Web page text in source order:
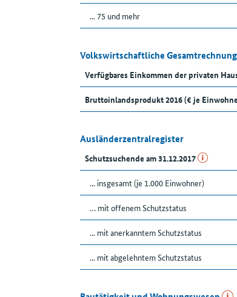
... 75 und mehr
Volkswirtschaftliche
Verfügbares Einkommen der privaten
Bruttoinlandsprodukt 2016 (€ je
Ausländerzentralregister
Schutzsuchende am 31.12.2017
... insgesamt (je 1.000 Einwohner)
… mit offenem Schutzstatus
... mit anerkanntem Schutzstatus
... mit abgelehntem Schutzstatus